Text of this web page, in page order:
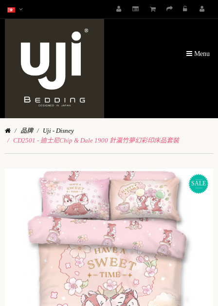
Menu
品牌
Uji - Disney
CD2501 - 迪士尼Chip & Dale 1900 針瀛竹夢幻彩印床品套裝
SALE